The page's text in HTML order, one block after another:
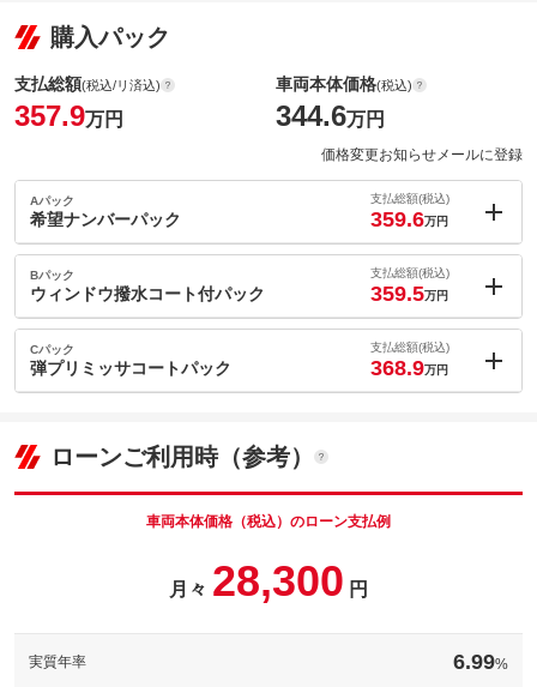
購入パック
支払総額(税込/リ済込)
357.9万円
車両本体価格(税込)
344.6万円
価格変更お知らせメールに登録
Aパック
希望ナンバーパック
支払総額(税込)
359.6万円
内：オプシ
ョン価格
(税込)
車両本体価
344.6万円
このパックの見積もり依頼（無料）
Bパック
ウィンドウ撥水コート付パック
支払総額(税込)
359.5万円
内：オプシ
ョン価格
(税込)
車両本体価
パック内容
Cパック
弾プリミッサコートパック
支払総額(税込)
368.9万円
車両本体価
344.6
ローンご利用時（参考）
車両本体価格（税込）のローン支払例
月々 28,300 円
実質年率 6.99%